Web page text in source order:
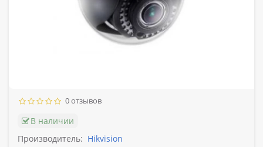
0 отзывов
В наличии
Производитель: Hikvision